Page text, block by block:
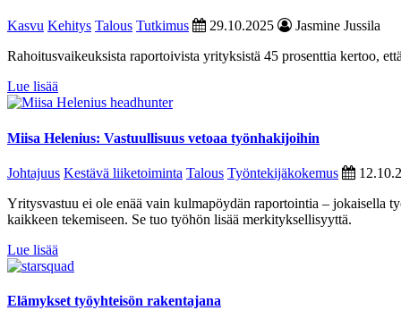
Kasvu Kehitys Talous Tutkimus 29.10.2025
Jasmine Jussila
Rahoitusvaikeuksista raportoivista yrityksistä 45 prosenttia kertoo,
Lue lisää
Miisa Helenius: Vastuullisuus vetoaa työnhakijoihin
Johtajuus Kestävä liiketoiminta Talous Työntekijäkokemus
Yritysvastuu ei ole enää vain kulmapöydän raportointia – jokaisella
kaikkeen tekemiseen. Se tuo työhön lisää merkityksellisyyttä.
Lue lisää
Elämykset työyhteisön rakentajana